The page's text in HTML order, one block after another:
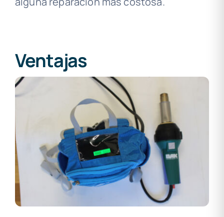
Ventajas